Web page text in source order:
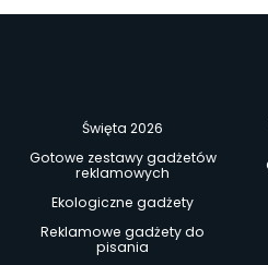
Święta 2026
Gotowe zestawy gadżetów
reklamowych
Ekologiczne gadżety
Reklamowe gadżety do
pisania